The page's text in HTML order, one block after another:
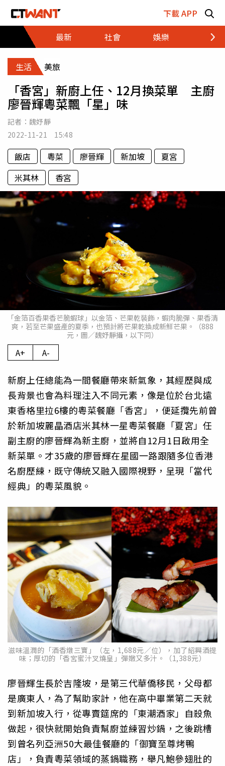
下載 APP
最新
社會 娛樂 財經
生活 美旅
「香宮」新廚上任、12月換菜單 主廚
廖晉輝粵菜飄「星」味
記者： 魏妤靜
2022-11-21 15:48
飯店 粵菜 廖晉輝 新加坡
夏宮
米其林
香宮
「金箔百香果香芒脆蝦球」以金箔、芒果乾裝飾，蝦肉脆彈、果香清
爽，若至芒果盛產的夏季，也預計將芒果乾換成新鮮芒果。（888
元，圖／魏妤靜攝，以下同）
A+ A-
新廚上任總能為一間餐廳帶來新氣象，其經歷與成
長背景也會為料理注入不同元素，像是位於台北遠
東香格里拉6樓的粵菜餐廳「香宮」，便延攬先前曾
於新加坡麗晶酒店米其林一星粵菜餐廳「夏宮」任
副主廚的廖晉輝為新主廚，並將自12月1日啟用全
新菜單。才35歲的廖晉輝在星國一路跟隨多位香港
名廚歷練，既守傳統又融入國際視野，呈現「當代
經典」的粵菜風貌。
滋味溫潤的「酒香燉三寶」（左，1,688元／位），加了紹興酒提
味；厚切的「香宮蜜汁叉燒皇」彈嫩又多汁。（1,388元）
廖晉輝生長於吉隆坡，是第三代華僑移民，父母都
是廣東人，為了幫助家計，他在高中畢業第二天就
到新加坡入行，從專賣筵席的「東潮酒家」自殺魚
做起，很快就開始負責幫廚並練習炒鍋，之後跳槽
到曾名列亞洲50大最佳餐廳的「御寶至尊烤鴨
店」，負責粵菜領域的蒸鍋職務，舉凡鮑參翅肚的